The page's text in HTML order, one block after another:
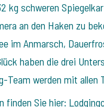
kg schweren
an den Haken zu
im Anmarsch,
haben die drei
Team werden mit
finden Sie hier: